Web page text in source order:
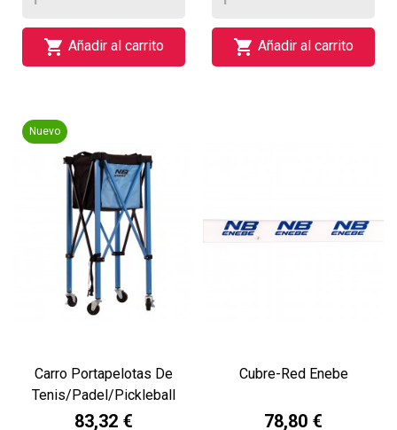
 Añadir al carrito  Añadir al carrito
Carro Portapelotas De
Tenis/padel/pickleball
Enebe Active
83,32 €
Nuevo
Cubre-Red Enebe
78,80 €